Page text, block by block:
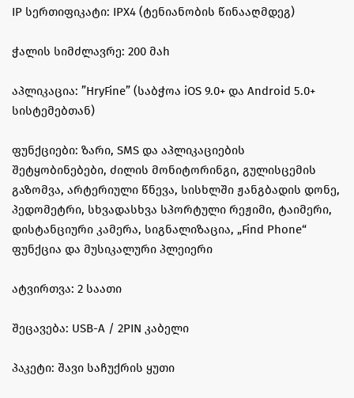
IP სერთიფიკატი: IPX4 (ტენიანობის წინააღმდეგ)
ჭალის სიმძლავრე: 200 მაh
აპლიკაცია: ”HryFine” (საბჭოა iOS 9.0+ და Android 5.0+
სისტემებთან)
ფუნქციები: ზარი, SMS და აპლიკაციების
შეტყობინებები, ძილის მონიტორინგი, გულისცემის
გაზომვა, არტერიული წნევა, სისხლში ჟანგბადის დონე,
პედომეტრი, სხვადასხვა სპორტული რეჟიმი, ტაიმერი,
დისტანციური კამერა, სიგნალიზაცია, „Find Phone“
ფუნქცია და მუსიკალური პლეიერი
ატვირთვა: 2 საათი
შეცავება: USB-A / 2PIN კაბელი
პაკეტი: შავი საჩუქრის ყუთი